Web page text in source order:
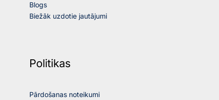
Blogs
Biežāk uzdotie jautājumi
Politikas
Pārdošanas noteikumi